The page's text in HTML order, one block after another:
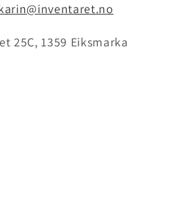
25C, 1359 Eiksmarka